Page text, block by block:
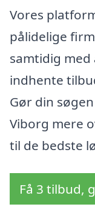
Vores
pålidelige
samtidig
indhente
Gør din
Viborg mere
til de bedste
Få 3 tilbud,